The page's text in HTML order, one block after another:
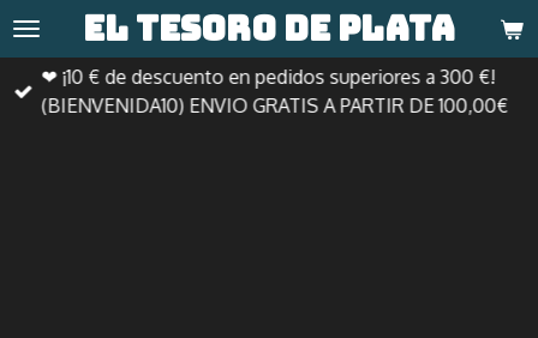
Ir
al
contenido
principal
El tesoro de plata
❤ ¡10 € de descuento en pedidos superiores a 300 €!
(BIENVENIDA10) ENVIO GRATIS A PARTIR DE 100,00€